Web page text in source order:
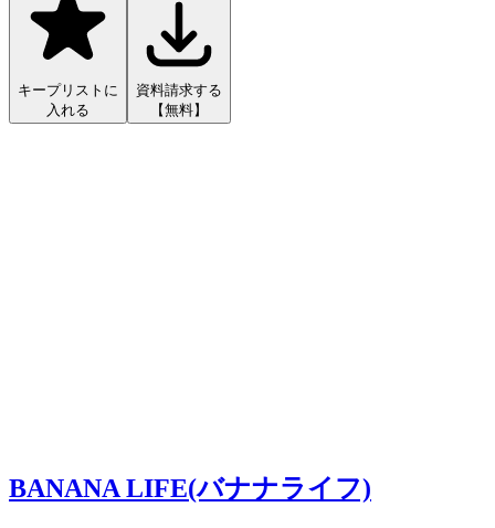
キープリストに
入れる
資料請求する
【無料】
BANANA LIFE(バナナライフ)